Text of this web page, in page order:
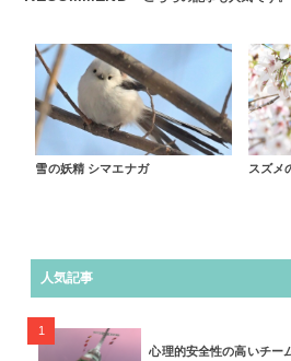
雪の妖精 シマエナガ スズメ
人気記事
心理的安全性の高いチー
1